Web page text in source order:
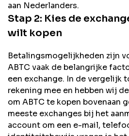
aan Nederlanders.
Stap 2: Kies de
wilt kopen
Betalingsmogelijkheden zijn
ABTC vaak de belangrijke
een exchange. In de vergelijk
rekening mee en hebben wij
om ABTC te kopen bovenaan
meeste exchanges bij het
account om een e-mail,